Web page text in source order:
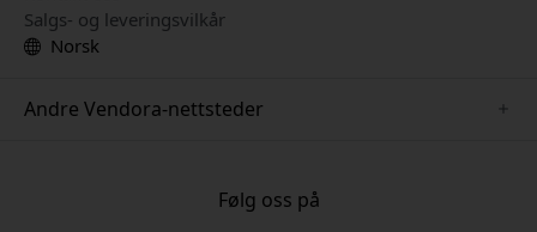
Salgs- og leveringsvilkår
Norsk
Andre Vendora-nettsteder
Følg oss på